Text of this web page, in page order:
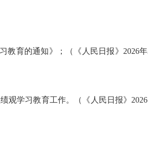
教育的通知》； （《人民日报》 2026
观学习教育工作。
（《人民日报》